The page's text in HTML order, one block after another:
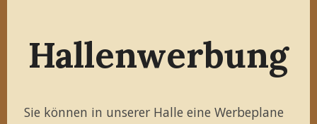
Hallenwerbung
Sie können in unserer Halle eine Werbeplane